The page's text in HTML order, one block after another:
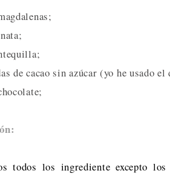
de cacao sin azúcar (yo he usado
todos los ingrediente excepto